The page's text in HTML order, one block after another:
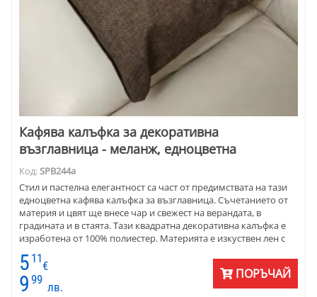
Кафява калъфка за декоративна
възглавница - меланж, едноцветна
Код:SPB244a
Стил и пастелна елегантност са част от предимствата на тази
едноцветна кафява калъфка за възглавница. Съчетанието от
материя и цвят ще внесе чар и свежест на верандата, в
градината и в стаята. Тази квадратна декоративна калъфка е
изработена от 100% полиестер. Материята е изкуствен лен с
класическа ленена текстура. Високо качество и устойчивост на
износване са присъщи на този плат. Калъфката се поддържа
лесно за поддръжка. Размерът е 45х45 см.
5 11
€
9 99
лв.
ПОРЪЧАЙ